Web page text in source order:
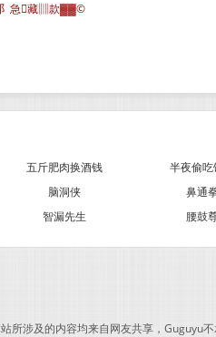
急藏▥款▓▓©
五斤肥肉换酒钱
半夜偷
脑洞侠
鼻通
智漏先生 腰鼓
所涉及的内容均来自网友共享，Guguyu